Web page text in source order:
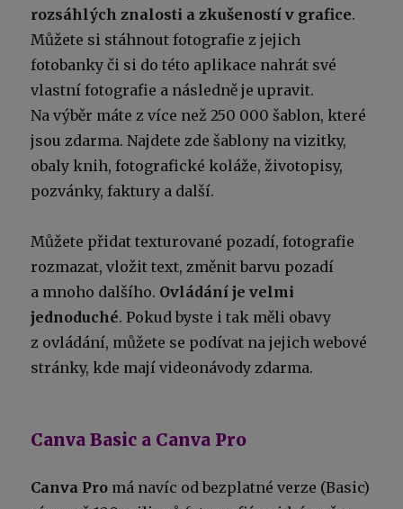
rozsáhlých znalosti a zkušeností v grafice.
Můžete si stáhnout fotografie z jejich
fotobanky či si do této aplikace nahrát své
vlastní fotografie a následně je upravit.
Na výběr máte z více než 250 000 šablon, které
jsou zdarma. Najdete zde šablony na vizitky,
obaly knih, fotografické koláže, životopisy,
pozvánky, faktury a další.
Můžete přidat texturované pozadí, fotografie
rozmazat, vložit text, změnit barvu pozadí
a mnoho dalšího. Ovládání je velmi
jednoduché. Pokud byste i tak měli obavy
z ovládání, můžete se podívat na jejich webové
stránky, kde mají videonávody zdarma.
Canva Basic a Canva Pro
Canva Pro má navíc od bezplatné verze (Basic)